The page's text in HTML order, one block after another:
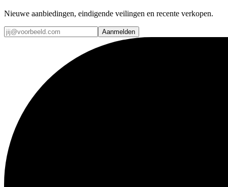
Nieuwe aanbiedingen, eindigende veilingen en recente verkopen.
Aanmelden